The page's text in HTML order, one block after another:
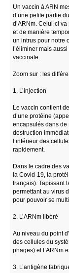
Un vaccin à ARN
d’une petite partie
d’ARNm. Celui-­ci
et de manière
un intrus pour notre
l’éliminer mais
vaccinale.
Zoom sur : les
1. L’injection
Le vaccin contient
d’une protéine
encapsulés dans de
destruction
l’intérieur des
rapidement.
Dans le cadre des
la Covid-19, la
français). Tapissant
permettant au virus
pour pouvoir se
2. L’ARNm libéré
Au niveau du point
des cellules du
phages) et l’ARNm
3. L’antigène